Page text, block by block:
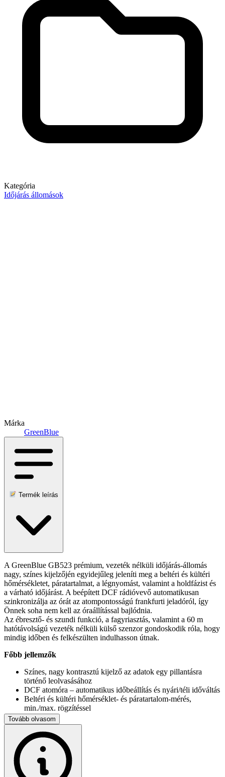
Kategória
Időjárás állomások
Márka
GreenBlue
Termék leírás
A GreenBlue GB523 prémium, vezeték nélküli időjárás-állomás
nagy, színes kijelzőjén egyidejűleg jeleníti meg a beltéri és kültéri
hőmérsékletet, páratartalmat, a légnyomást, valamint a holdfázist és
a várható időjárást. A beépített DCF rádióvevő automatikusan
szinkronizálja az órát az atompontosságú frankfurti jeladóról, így
Önnek soha nem kell az óraállítással bajlódnia.
Az ébresztő- és szundi funkció, a fagyriasztás, valamint a 60 m
hatótávolságú vezeték nélküli külső szenzor gondoskodik róla, hogy
mindig időben és felkészülten indulhasson útnak.
Főbb jellemzők
Színes, nagy kontrasztú kijelző az adatok egy pillantásra
történő leolvasásához
DCF atomóra – automatikus időbeállítás és nyári/téli időváltás
Beltéri és kültéri hőmérséklet- és páratartalom-mérés,
min./max. rögzítéssel
Légnyomás-regisztrálás 12 órás grafikonon, időjárás-jelzés
ikonokkal
Holdfázis megjelenítés, fagyriasztás, napi ébresztő és szundi
Vezeték nélküli kültéri szenzor 60 m hatótávval, falra
szerelhető vagy asztalra állítható
Átváltható °C/°F és hPa/mb, inHg, mmHg egységek
Tápellátás: 2×AA elem vagy mellékelt hálózati adapter;
Tovább olvasom